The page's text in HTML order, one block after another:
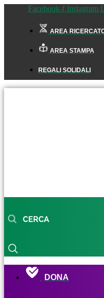
Facebook-f Instagram
AREA
AREA STAMPA
REGALI SOLIDALI
DONA